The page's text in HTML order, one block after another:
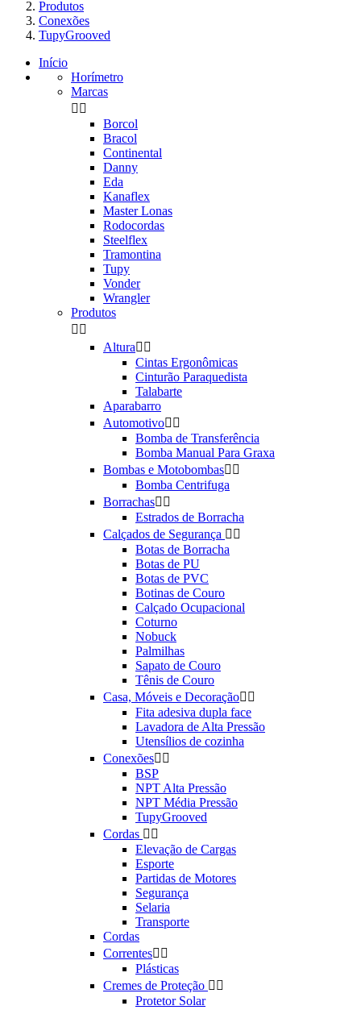
Produtos
Conexões
TupyGrooved
Início
Horímetro
Marcas
 
Borcol
Bracol
Continental
Danny
Eda
Kanaflex
Master Lonas
Rodocordas
Steelflex
Tramontina
Tupy
Vonder
Wrangler
Produtos
 
Altura 
Cintas Ergonômicas
Cinturão Paraquedista
Talabarte
Aparabarro
Automotivo 
Bomba de Transferência
Bomba Manual Para Graxa
Bombas e Motobombas 
Bomba Centrifuga
Borrachas 
Estrados de Borracha
Calçados de Segurança  
Botas de Borracha
Botas de PU
Botas de PVC
Botinas de Couro
Calçado Ocupacional
Coturno
Nobuck
Palmilhas
Sapato de Couro
Tênis de Couro
Casa, Móveis e Decoração 
Fita adesiva dupla face
Lavadora de Alta Pressão
Utensílios de cozinha
Conexões 
BSP
NPT Alta Pressão
NPT Média Pressão
TupyGrooved
Cordas  
Elevação de Cargas
Esporte
Partidas de Motores
Segurança
Selaria
Transporte
Cordas
Correntes 
Plásticas
Cremes de Proteção  
Protetor Solar